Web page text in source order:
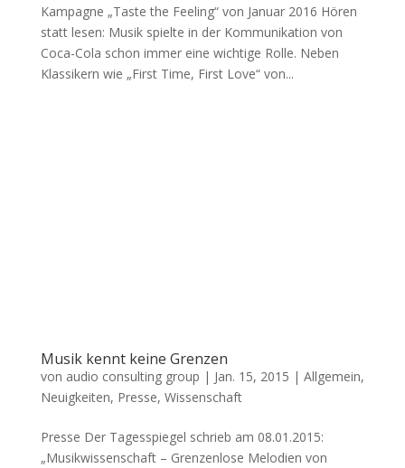
Kampagne „Taste the Feeling“ von Januar 2016 Hören
statt lesen: Musik spielte in der Kommunikation von
Coca-Cola schon immer eine wichtige Rolle. Neben
Klassikern wie „First Time, First Love“ von...
Musik kennt keine Grenzen
von audio consulting group | Jan. 15, 2015 | Allgemein,
Neuigkeiten, Presse, Wissenschaft
Presse Der Tagesspiegel schrieb am 08.01.2015:
„Musikwissenschaft – Grenzenlose Melodien von